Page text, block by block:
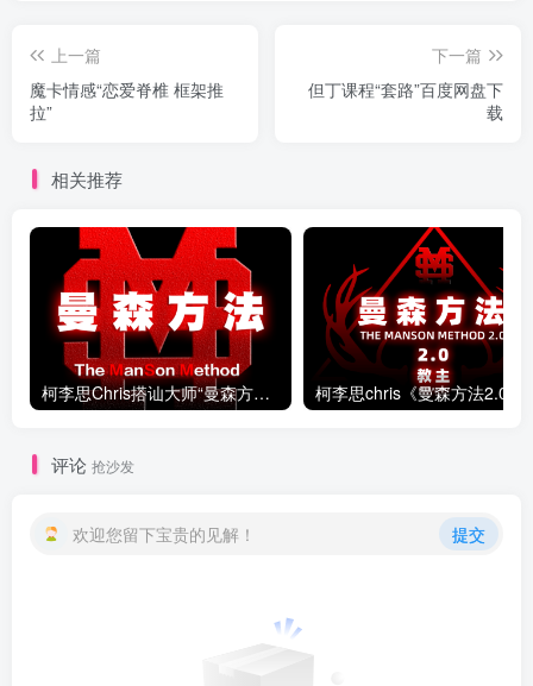
上一篇
魔卡情感“恋爱脊椎 框架推
拉”
下一篇
但丁课程“套路”百度网盘下
载
相关推荐
柯李思Chris搭讪大师“曼森方法”完整版下载
评论 抢沙发
欢迎您留下宝贵的见解！ 提交